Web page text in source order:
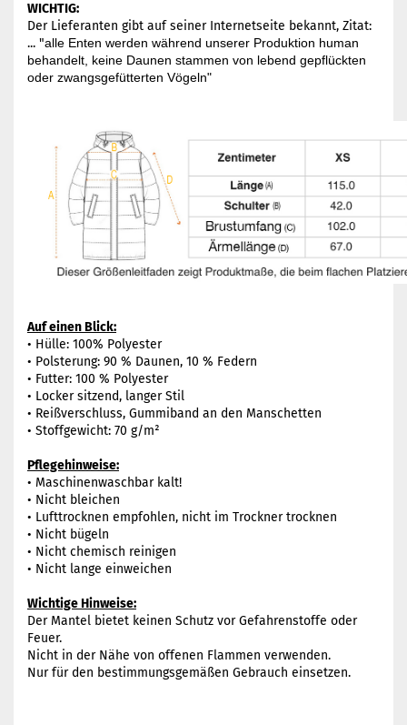
WICHTIG:
Der Lieferanten gibt auf seiner Internetseite bekannt, Zitat:
... "alle Enten werden während unserer Produktion human
behandelt, keine Daunen stammen von lebend gepflückten
oder zwangsgefütterten Vögeln"
Auf einen Blick:
• Hülle: 100% Polyester
• Polsterung: 90 % Daunen, 10 % Federn
• Futter: 100 % Polyester
• Locker sitzend, langer Stil
• Reißverschluss, Gummiband an den Manschetten
• Stoffgewicht: 70 g/m²
Pflegehinweise:
• Maschinenwaschbar kalt!
• Nicht bleichen
• Lufttrocknen empfohlen, nicht im Trockner trocknen
• Nicht bügeln
• Nicht chemisch reinigen
• Nicht lange einweichen
Wichtige Hinweise:
Der Mantel bietet keinen Schutz vor Gefahrenstoffe oder
Feuer.
Nicht in der Nähe von offenen Flammen verwenden.
Nur für den bestimmungsgemäßen Gebrauch einsetzen.